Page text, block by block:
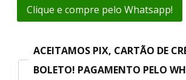
Clique e compre pelo Whatsapp!
ACEITAMOS PIX, CARTÃO DE
BOLETO! PAGAMENTO PELO